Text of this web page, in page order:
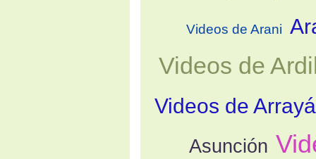
Videos de Arani
Videos de
Videos de
Asunción